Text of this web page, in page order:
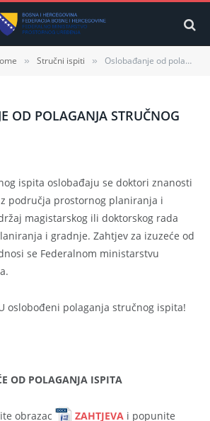
» Stručni ispiti » Oslobađanje od polaganja stručnog ispita
OD POLAGANJA STRUČNOG
ispita oslobađaju se doktori znanosti
područja prostornog planiranja i
magistarskog ili doktorskog rada
i gradnje. Zahtjev za izuzeće od
se Federalnom ministarstvu
oslobođeni polaganja stručnog ispita!
OD POLAGANJA ISPITA
obrazac ZAHTJEVA i popunite